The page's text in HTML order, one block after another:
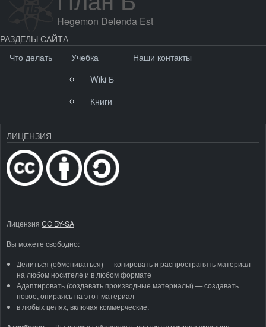
Hegemon Delenda Est
РАЗДЕЛЫ САЙТА
Что делать
Учебка
Wiki Б
Книги
Наши контакты
ЛИЦЕНЗИЯ
Лицензия CC BY-SA
Вы можете свободно:
Делиться (обмениваться) — копировать и распространять материал
на любом носителе и в любом формате
Адаптировать (создавать производные материалы) — создавать
новое, опираясь на этот материал
в любых целях, включая коммерческие.